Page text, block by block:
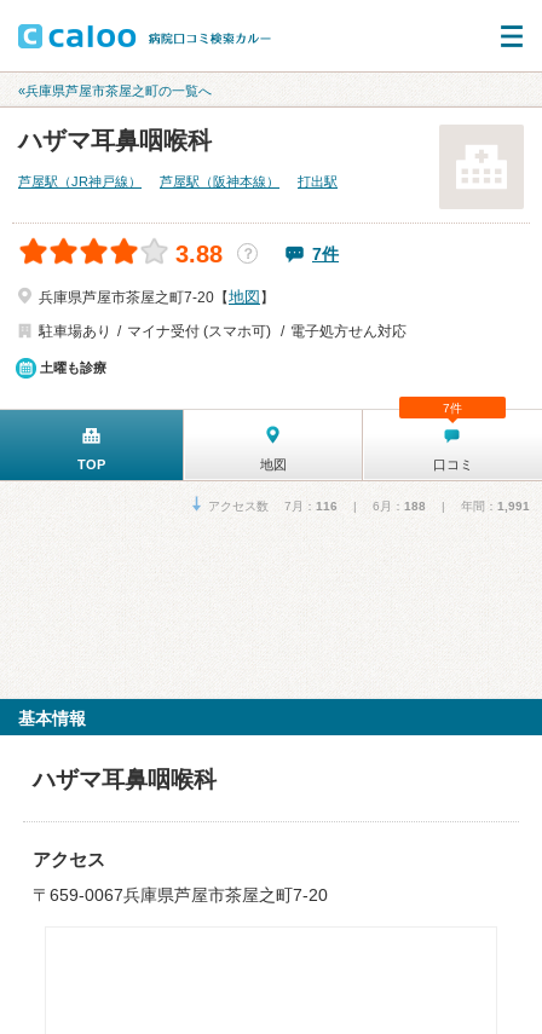
«兵庫県芦屋市茶屋之町の一覧へ
ハザマ耳鼻咽喉科
芦屋駅（JR神戸線） 芦屋駅（阪神本線） 打出駅
3.88 ？ 7件
兵庫県芦屋市茶屋之町7-20【地図 】
駐車場あり
マイナ受付 (スマホ可) 電子処方せん対応
土曜も診療
TOP 地図 口コミ
7件
アクセス数 7月： 116 | 6月： 188 | 年間： 1,991
基本情報
ハザマ耳鼻咽喉科
アクセス
〒659-0067兵庫県芦屋市茶屋之町7-20